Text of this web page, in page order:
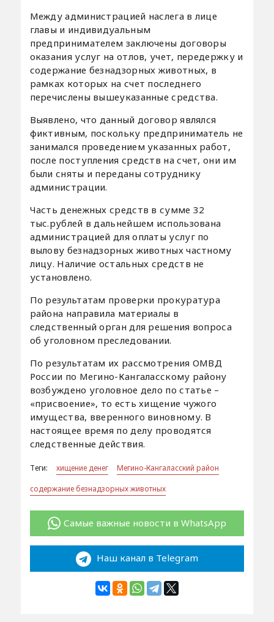
Между администрацией наслега в лице
главы и индивидуальным
предпринимателем заключены договоры
оказания услуг на отлов, учет, передержку и
содержание безнадзорных животных, в
рамках которых на счет последнего
перечислены вышеуказанные средства.
Выявлено, что данный договор являлся
фиктивным, поскольку предприниматель не
занимался проведением указанных работ,
после поступления средств на счет, они им
были сняты и переданы сотруднику
администрации.
Часть денежных средств в сумме 32
тыс.рублей в дальнейшем использована
администрацией для оплаты услуг по
вылову безнадзорных животных частному
лицу. Наличие остальных средств не
установлено.
По результатам проверки прокуратура
района направила материалы в
следственный орган для решения вопроса
об уголовном преследовании.
По результатам их рассмотрения ОМВД
России по Мегино-Кангаласскому району
возбуждено уголовное дело по статье –
«присвоение», то есть хищение чужого
имущества, вверенного виновному. В
настоящее время по делу проводятся
следственные действия.
Теги: хищение денег
Мегино-Кангаласский район
содержание безнадзорных животных
Самые важные новости в WhatsApp
Наш канал в Telegram